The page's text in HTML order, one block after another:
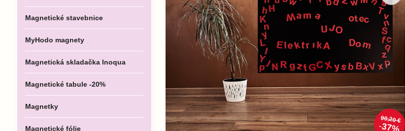
90,20 €
37%
Magnetické stavebnice
MyHodo magnety
Magnetická skladačka Inoqua
Magnetické tabule -20%
Magnetky
Magnetické fólie